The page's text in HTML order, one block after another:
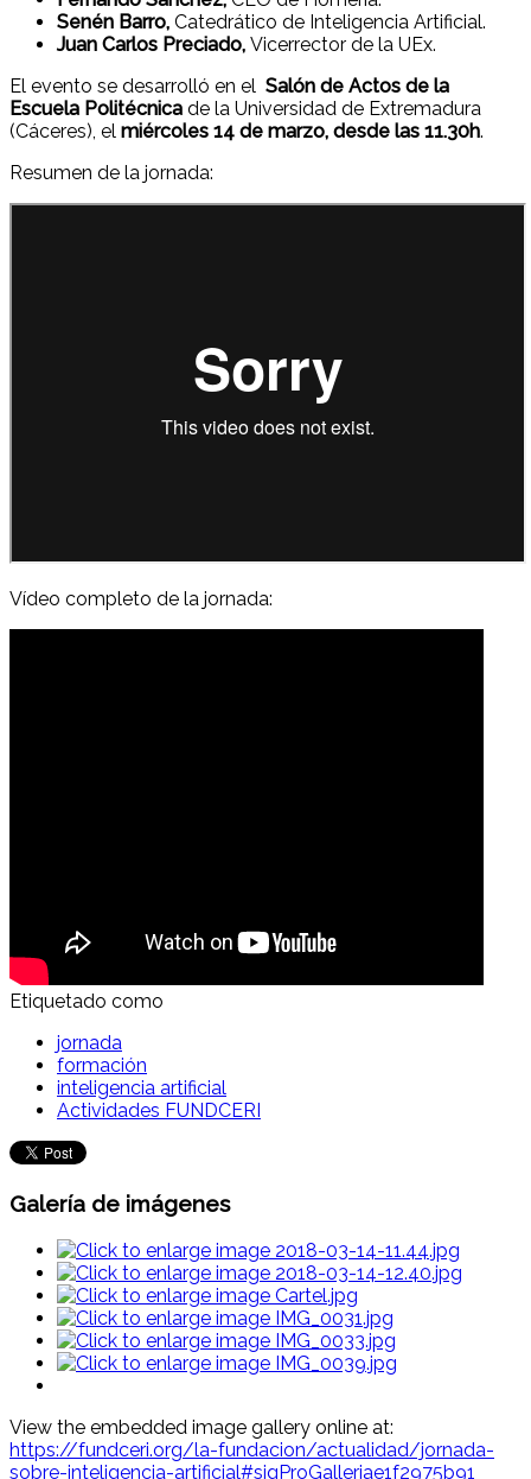
Senén Barro, Catedrático de Inteligencia Artificial.
Juan Carlos Preciado, Vicerrector de la UEx.
El evento se desarrolló en el Salón de Actos de la
Escuela Politécnica de la Universidad de Extremadura
(Cáceres), el miércoles 14 de marzo, desde las 11.30h.
Resumen de la jornada:
Vídeo completo de la jornada:
Etiquetado como
jornada
formación
inteligencia artificial
Actividades FUNDCERI
Galería de imágenes
View the embedded image gallery online at:
https://fundceri.org/la-fundacion/actualidad/jornada-
sobre-inteligencia-artificial#sigProGalleriae1f2975b91